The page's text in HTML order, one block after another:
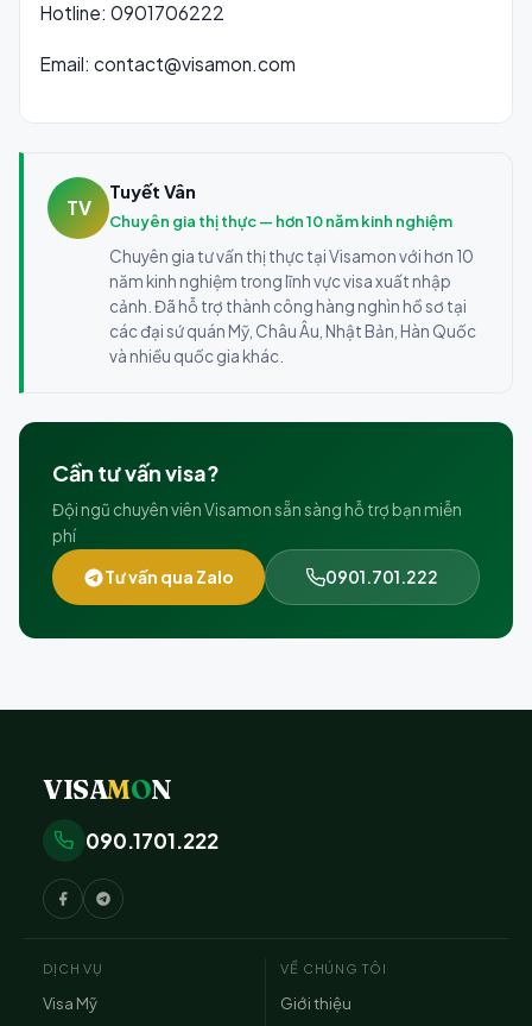
Hotline: 0901706222
Email: contact@visamon.com
TV
Tuyết Vân
Chuyên gia thị thực — hơn 10 năm kinh nghiệm
Chuyên gia tư vấn thị thực tại Visamon với hơn 10
năm kinh nghiệm trong lĩnh vực visa xuất nhập
cảnh. Đã hỗ trợ thành công hàng nghìn hồ sơ tại
các đại sứ quán Mỹ, Châu Âu, Nhật Bản, Hàn Quốc
và nhiều quốc gia khác.
Cần tư vấn visa?
Đội ngũ chuyên viên Visamon sẵn sàng hỗ trợ bạn miễn
phí
Tư vấn qua Zalo 0901.701.222
VISAMON
090.1701.222
DỊCH VỤ
Visa Mỹ
VỀ CHÚNG TÔI
Giới thiệu